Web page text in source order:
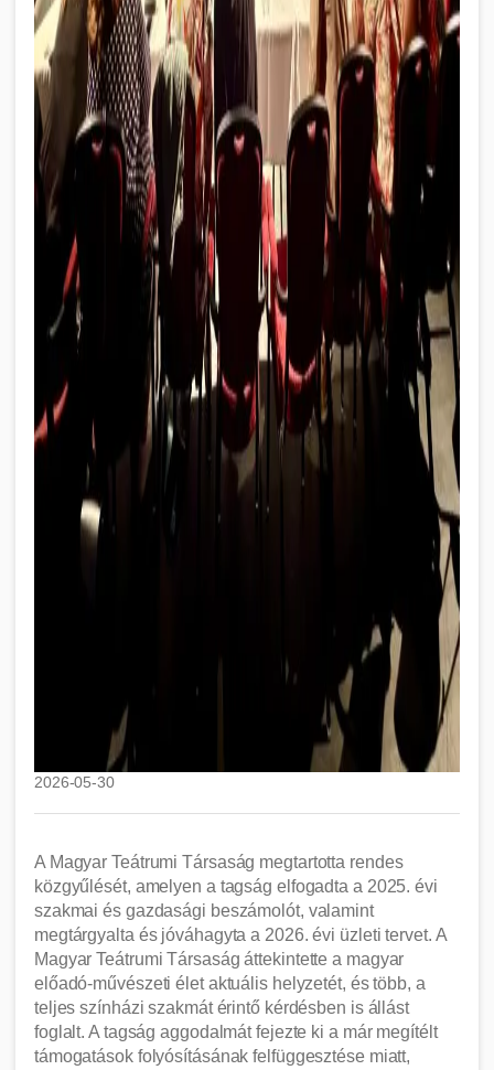
2026-05-30
A Magyar Teátrumi Társaság megtartotta rendes
közgyűlését, amelyen a tagság elfogadta a 2025. évi
szakmai és gazdasági beszámolót, valamint
megtárgyalta és jóváhagyta a 2026. évi üzleti tervet. A
Magyar Teátrumi Társaság áttekintette a magyar
előadó-művészeti élet aktuális helyzetét, és több, a
teljes színházi szakmát érintő kérdésben is állást
foglalt. A tagság aggodalmát fejezte ki a már megítélt
támogatások folyósításának felfüggesztése miatt,